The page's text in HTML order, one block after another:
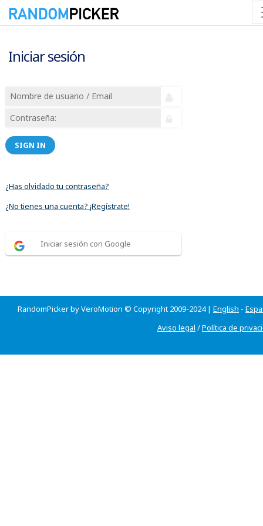
Iniciar sesión
SIGN IN
¿Has olvidado tu contraseña?
¿No tienes una cuenta? ¡Regístrate!
Iniciar sesión con Google
RandomPicker by VeroMotion © Copyright 2009-2024 | English -
Aviso legal /Política de